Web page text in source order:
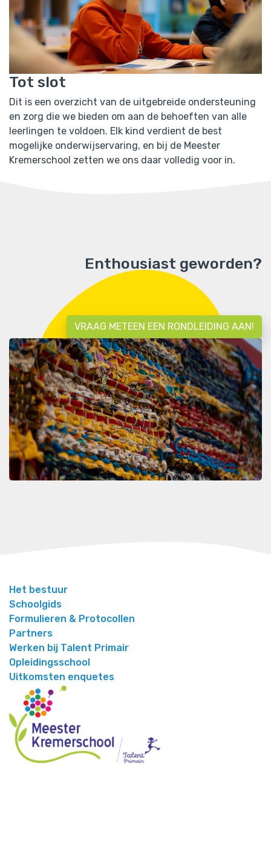
Tot slot
Dit is een overzicht van de uitgebreide ondersteuning
en zorg die we bieden om aan de behoeften van alle
leerlingen te voldoen. Elk kind verdient de best
mogelijke onderwijservaring, en bij de Meester
Kremerschool zetten we ons daar volledig voor in.
Enthousiast geworden?
VRAAG METEEN EEN RONDLEIDING AAN!
Het bestuur
Schoolgids
Formulieren & Protocollen
Partners
Werken bij Talent Primair
Opleidingsschool
Uitkomsten enquetes